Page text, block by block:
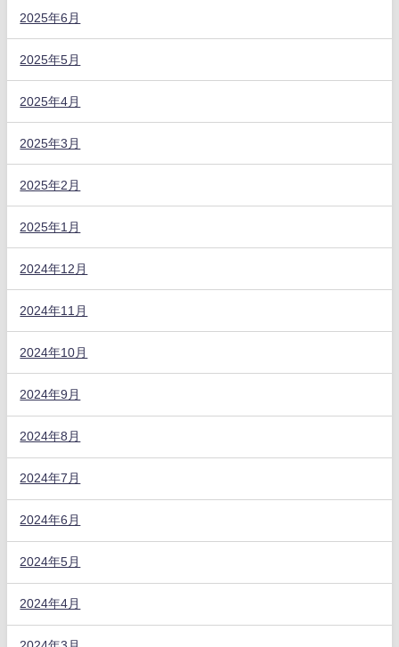
2025年6月
2025年5月
2025年4月
2025年3月
2025年2月
2025年1月
2024年12月
2024年11月
2024年10月
2024年9月
2024年8月
2024年7月
2024年6月
2024年5月
2024年4月